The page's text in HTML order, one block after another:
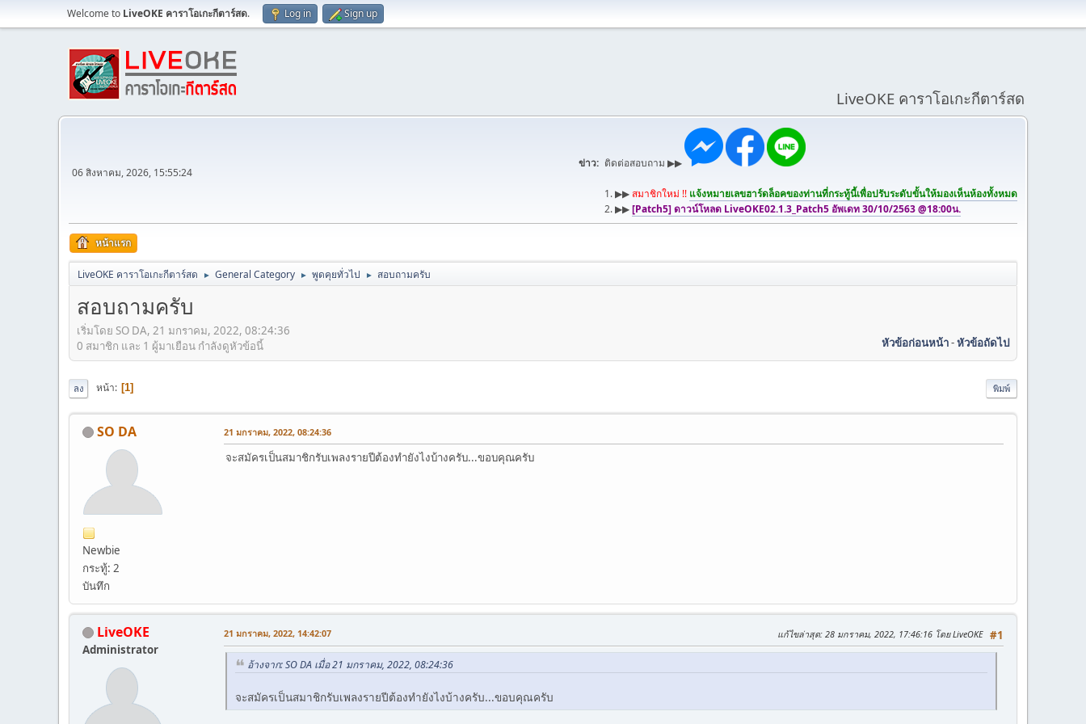
Welcome to LiveOKE คาราโอเกะกีตาร์สด. Log in Sign up
LiveOKE คาราโอเกะกีตาร์สด
06 สิงหาคม, 2026, 15:55:24
ข่าว: ติดต่อสอบถาม ▶▶
1. ▶▶สมาชิกใหม่ !! แจ้งหมายเลขฮาร์ดล็อคของท่านที่กระทู้นี้เพื่อปรับระดับขั้นให้มองเห็นห้องทั้งหมด
2. ▶▶[Patch5] ดาวน์โหลด LiveOKE02.1.3_Patch5 อัพเดท 30/10/2563 @18:00น.
หน้าแรก
LiveOKE คาราโอเกะกีตาร์สด ► General Category ► พูดคุยทั่วไป ► สอบถามครับ
สอบถามครับ
เริ่มโดย SO DA, 21 มกราคม, 2022, 08:24:36
หัวข้อก่อนหน้า-หัวข้อถัดไป
0 สมาชิก และ 1 ผู้มาเยือน กำลังดูหัวข้อนี้
พิมพ์
ลง หน้า 1
SO DA
Newbie
กระทู้: 2
บันทึก
21 มกราคม, 2022, 08:24:36
จะสมัครเป็นสมาชิกรับเพลงรายปีต้องทำยังไงบ้างครับ...ขอบคุณครับ
LiveOKE
Administrator
#1
21 มกราคม, 2022, 14:42:07 แก้ไขล่าสุด: 28 มกราคม, 2022, 17:46:16 โดย LiveOKE
อ้างจาก: SO DA เมื่อ 21 มกราคม, 2022, 08:24:36
จะสมัครเป็นสมาชิกรับเพลงรายปีต้องทำยังไงบ้างครับ...ขอบคุณครับ